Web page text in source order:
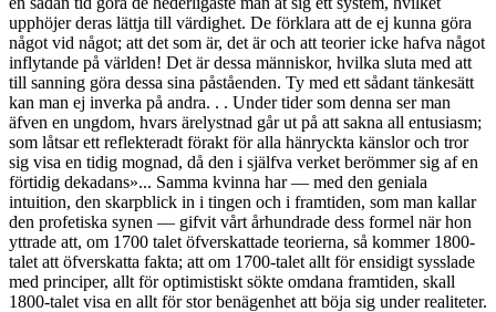
upphöjer deras lättja till värdighet. De förklara att de ej kunna göra
något vid något; att det som är, det är och att teorier icke hafva något
inflytande på världen! Det är dessa människor, hvilka sluta med att
till sanning göra dessa sina påståenden. Ty med ett sådant tänkesätt
kan man ej inverka på andra. . . Under tider som denna ser man
äfven en ungdom, hvars ärelystnad går ut på att sakna all entusiasm;
som låtsar ett reflekteradt förakt för alla hänryckta känslor och tror
sig visa en tidig mognad, då den i själfva verket berömmer sig af en
förtidig dekadans»... Samma kvinna har — med den geniala
intuition, den skarpblick in i tingen och i framtiden, som man kallar
den profetiska synen — gifvit vårt århundrade dess formel när hon
yttrade att, om 1700 talet öfverskattade teorierna, så kommer 1800-
talet att öfverskatta fakta; att om 1700-talet allt för ensidigt sysslade
med principer, allt för optimistiskt sökte omdana framtiden, skall
1800-talet visa en allt för stor benägenhet att böja sig under realiteter.